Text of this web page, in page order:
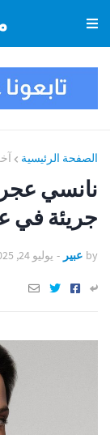
الصفحة الرئيسية
جريئة في
by عبير - يوليو 24, 2025